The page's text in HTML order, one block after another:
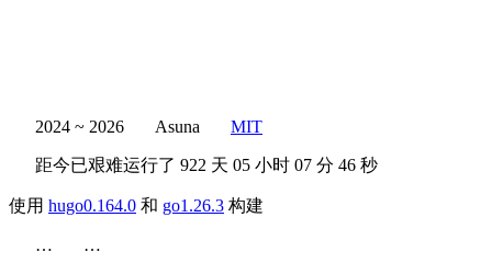
2024 ~ 2026 Asuna MIT
距今已艰难运行了 922 天 05 小时 07 分 47 秒
使用 hugo0.164.0 和 go1.26.3 构建
… …